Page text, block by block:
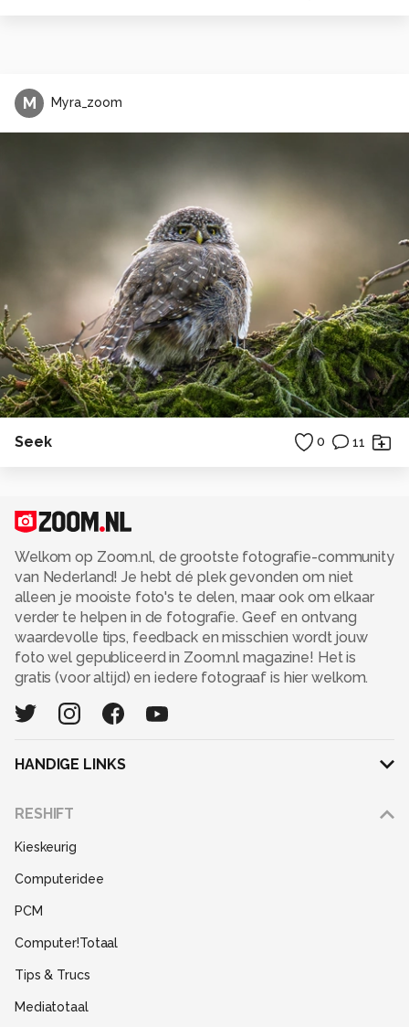
M Myra_zoom
Seek 0 11
Welkom op Zoom.nl, de grootste fotografie-community
van Nederland! Je hebt dé plek gevonden om niet
alleen je mooiste foto's te delen, maar ook om elkaar
verder te helpen in de fotografie. Geef en ontvang
waardevolle tips, feedback en misschien wordt jouw
foto wel gepubliceerd in Zoom.nl magazine! Het is
gratis (voor altijd) en iedere fotograaf is hier welkom.
HANDIGE LINKS
RESHIFT
Kieskeurig
Computeridee
PCM
Computer!Totaal
Tips & Trucs
Mediatotaal